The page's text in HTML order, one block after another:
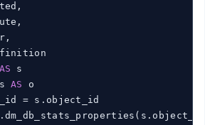
AS
AS
o